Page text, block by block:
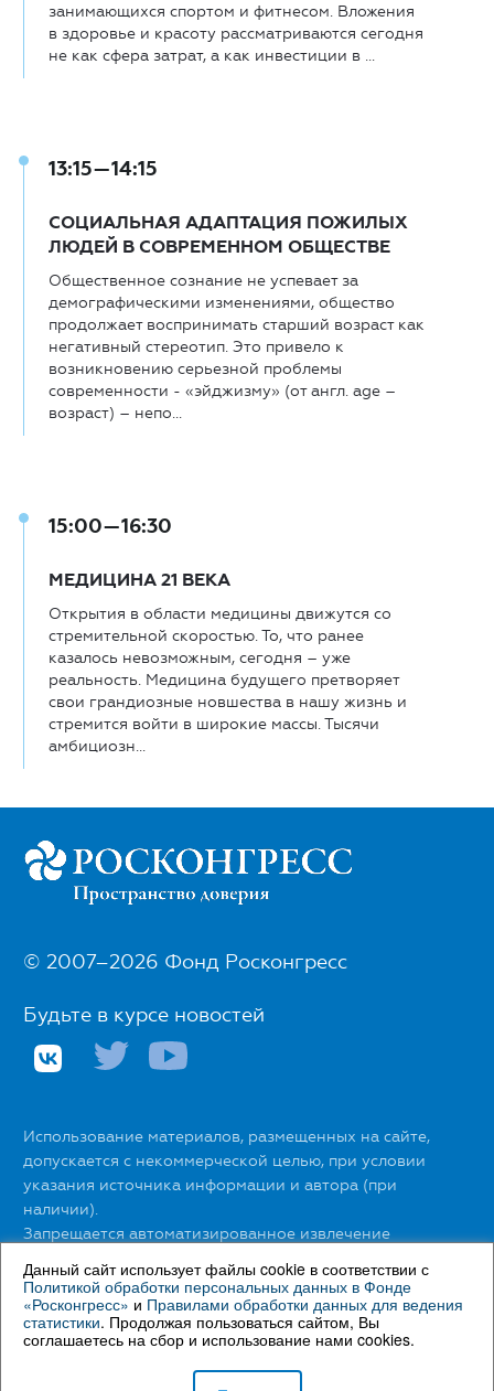
занимающихся спортом и фитнесом. Вложения
в здоровье и красоту рассматриваются сегодня
не как сфера затрат, а как инвестиции в ...
13:15—14:15
CОЦИАЛЬНАЯ АДАПТАЦИЯ ПОЖИЛЫХ
ЛЮДЕЙ В СОВРЕМЕННОМ ОБЩЕСТВЕ
Общественное сознание не успевает за
демографическими изменениями, общество
продолжает воспринимать старший возраст как
негативный стереотип. Это привело к
возникновению серьезной проблемы
современности - «эйджизму» (от англ. age –
возраст) – непо...
15:00—16:30
МЕДИЦИНА 21 ВЕКА
Открытия в области медицины движутся со
стремительной скоростью. То, что ранее
казалось невозможным, сегодня – уже
реальность. Медицина будущего претворяет
свои грандиозные новшества в нашу жизнь и
стремится войти в широкие массы. Тысячи
амбициозн...
© 2007–2026 Фонд Росконгресс
Будьте в курсе новостей
Использование материалов, размещенных на сайте,
допускается с некоммерческой целью, при условии
указания источника информации и автора (при
наличии).
Запрещается автоматизированное извлечение
официального разрешения Фонда Росконгресс.
С правилами использования материалов сайта можно
ознакомитьсяздесь.
Данный сайт использует файлы cookie в соответствии с
Политикой обработки персональных данных в Фонде
«Росконгресс» и Правилами обработки данных для ведения
статистики. Продолжая пользоваться сайтом, Вы
соглашаетесь на сбор и использование нами cookies.